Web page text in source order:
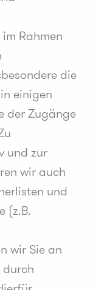
Rahmen
die
einigen
der Zugänge
und zur
wir auch
und
(z.B.
wir Sie an